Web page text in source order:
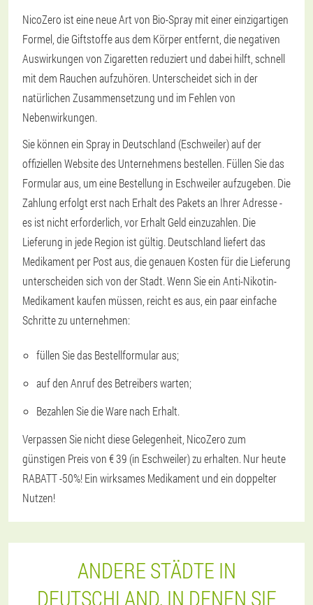
NicoZero ist eine neue Art von Bio-Spray mit einer einzigartigen
Formel, die Giftstoffe aus dem Körper entfernt, die negativen
Auswirkungen von Zigaretten reduziert und dabei hilft, schnell
mit dem Rauchen aufzuhören. Unterscheidet sich in der
natürlichen Zusammensetzung und im Fehlen von
Nebenwirkungen.
Sie können ein Spray in Deutschland (Eschweiler) auf der
offiziellen Website des Unternehmens bestellen. Füllen Sie das
Formular aus, um eine Bestellung in Eschweiler aufzugeben. Die
Zahlung erfolgt erst nach Erhalt des Pakets an Ihrer Adresse -
es ist nicht erforderlich, vor Erhalt Geld einzuzahlen. Die
Lieferung in jede Region ist gültig. Deutschland liefert das
Medikament per Post aus, die genauen Kosten für die Lieferung
unterscheiden sich von der Stadt. Wenn Sie ein Anti-Nikotin-
Medikament kaufen müssen, reicht es aus, ein paar einfache
Schritte zu unternehmen:
füllen Sie das Bestellformular aus;
auf den Anruf des Betreibers warten;
Bezahlen Sie die Ware nach Erhalt.
Verpassen Sie nicht diese Gelegenheit, NicoZero zum
günstigen Preis von € 39 (in Eschweiler) zu erhalten. Nur heute
RABATT -50%! Ein wirksames Medikament und ein doppelter
Nutzen!
ANDERE STÄDTE IN
DEUTSCHLAND, IN DENEN SIE